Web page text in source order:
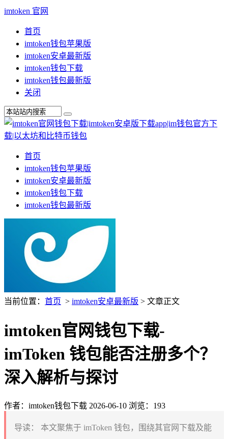
imtoken 官网
首页
imtoken钱包苹果版
imtoken安卓最新版
imtoken钱包下载
imtoken钱包最新版
关闭
首页
imtoken钱包苹果版
imtoken安卓最新版
imtoken钱包下载
imtoken钱包最新版
当前位置： 首页 > imtoken安卓最新版 > 文章正文
imtoken官网钱包下载-
imToken 钱包能否注册多个？
深入解析与探讨
作者：imtoken钱包下载 2026-06-10 浏览：193
导读：
本文聚焦于 imToken 钱包，围绕其官网下载及能